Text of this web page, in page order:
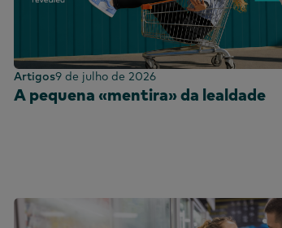
Artigos9 de julho de 2026
A pequena «mentira» da lealdade